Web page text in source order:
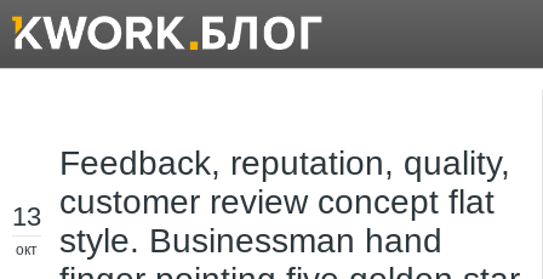
13
окт
Feedback, reputation, quality,
customer review concept flat
style. Businessman hand